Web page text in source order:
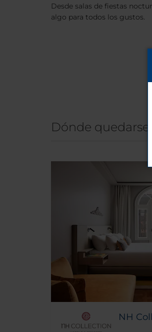
Desde salas de fiestas
algo para todos los gustos.
Dónde quedarse
NH